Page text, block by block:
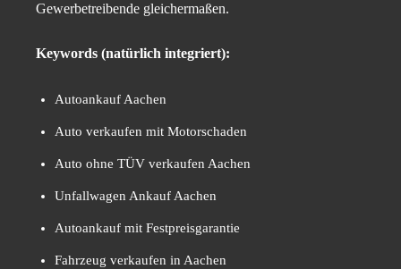
Gewerbetreibende gleichermaßen.
Keywords (natürlich integriert):
Autoankauf Aachen
Auto verkaufen mit Motorschaden
Auto ohne TÜV verkaufen Aachen
Unfallwagen Ankauf Aachen
Autoankauf mit Festpreisgarantie
Fahrzeug verkaufen in Aachen